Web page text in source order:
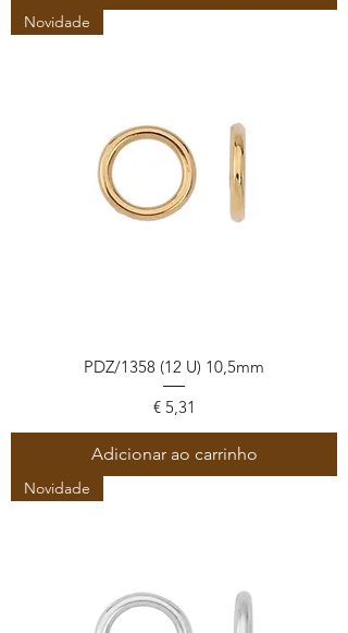
Novidade
PDZ/1358 (12 U) 10,5mm
Preço
€ 5,31
Adicionar ao carrinho
Novidade